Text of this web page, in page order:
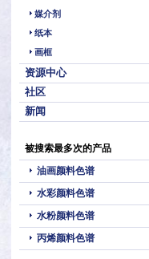
媒介剂
纸本
画框
资源中心
社区
新闻
被搜索最多次的产品
油画颜料色谱
水彩颜料色谱
水粉颜料色谱
丙烯颜料色谱